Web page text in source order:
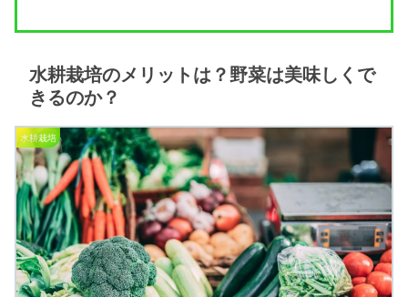
水耕栽培のメリットは？野菜は美味しくで
きるのか？
水耕栽培